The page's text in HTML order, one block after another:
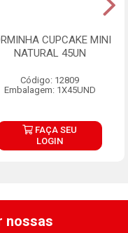
CUPCAKE MINI
NATURAL 45UN
Código: 12809
Embalagem: 1X45UND
FAÇA SEU
LOGIN
nossas